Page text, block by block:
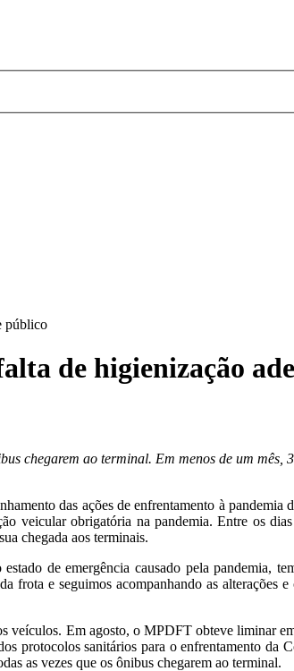
público
de higienização
chegarem ao terminal. Em menos de um
das ações de enfrentamento à pandemia
veicular obrigatória na pandemia. Entre os
chegada aos terminais.
de emergência causado pela pandemia,
e seguimos acompanhando as alterações
Em agosto, o MPDFT obteve liminar
protocolos sanitários para o enfrentamento da
as vezes que os ônibus chegarem ao terminal.